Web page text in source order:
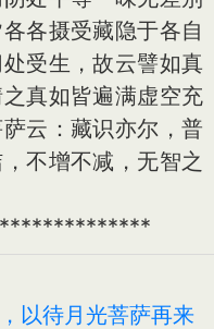
各摄受藏隐于各自
受生，故云譬如真
真如皆遍满虚空充
云：藏识亦尔，普
不增不减，无智之
以待月光菩萨再来